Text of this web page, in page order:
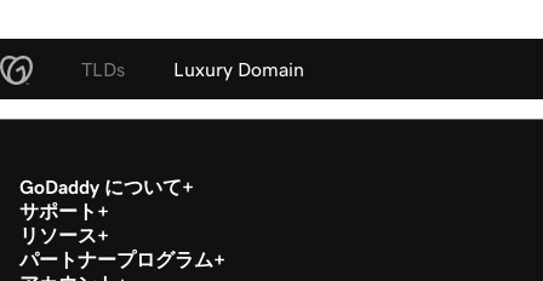
TLDs Luxury Domain
GoDaddy について
サポート
リソース
パートナープログラム